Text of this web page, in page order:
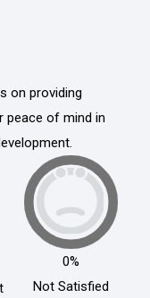
on providing
peace of mind in
0%
Not Satisfied